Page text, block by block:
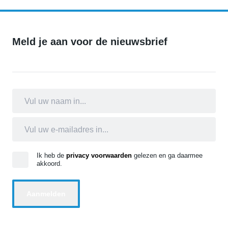
Meld je aan voor de nieuwsbrief
Ik heb de privacy voorwaarden gelezen en ga daarmee
akkoord.